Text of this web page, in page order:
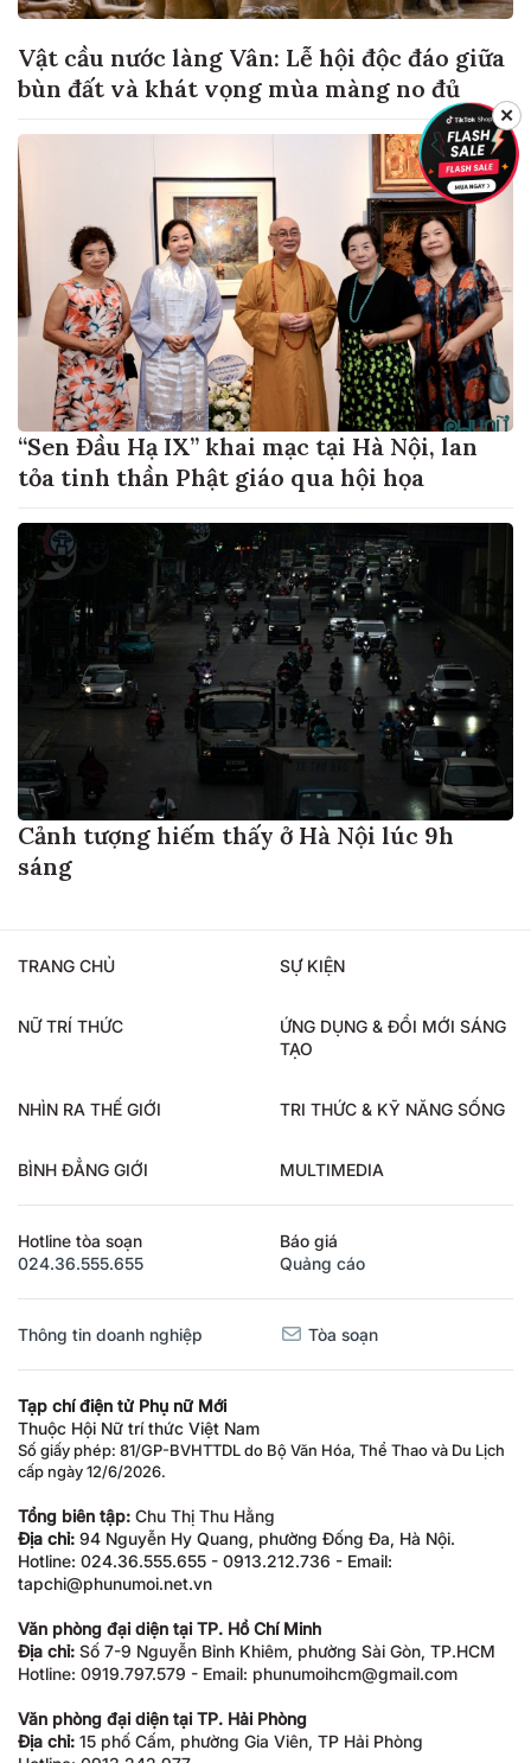
Vật cầu nước làng Vân: Lễ hội độc đáo giữa
bùn đất và khát vọng mùa màng no đủ
“Sen Đầu Hạ IX” khai mạc tại Hà Nội, lan
tỏa tinh thần Phật giáo qua hội họa
Cảnh tượng hiếm thấy ở Hà Nội lúc 9h
sáng
TRANG CHỦ SỰ KIỆN
NỮ TRÍ THỨC
ỨNG DỤNG & ĐỔI MỚI SÁNG
TẠO
NHÌN RA THẾ GIỚI TRI THỨC & KỸ NĂNG SỐNG
BÌNH ĐẲNG GIỚI MULTIMEDIA
Hotline tòa soạn
024.36.555.655
Báo giá
Quảng cáo
Thông tin doanh nghiệp Tòa soạn
Tạp chí điện tử Phụ nữ Mới
Thuộc Hội Nữ trí thức Việt Nam
Số giấy phép: 81/GP-BVHTTDL do Bộ Văn Hóa, Thể Thao và Du Lịch
cấp ngày 12/6/2026.
Tổng biên tập: Chu Thị Thu Hằng
Địa chỉ: 94 Nguyễn Hy Quang, phường Đống Đa, Hà Nội.
Hotline: 024.36.555.655 - 0913.212.736 - Email:
tapchi@phunumoi.net.vn
Văn phòng đại diện tại TP. Hồ Chí Minh
Địa chỉ: Số 7-9 Nguyễn Bỉnh Khiêm, phường Sài Gòn, TP.HCM
Hotline: 0919.797.579 - Email: phunumoihcm@gmail.com
Văn phòng đại diện tại TP. Hải Phòng
Địa chỉ: 15 phố Cấm, phường Gia Viên, TP Hải Phòng
✕